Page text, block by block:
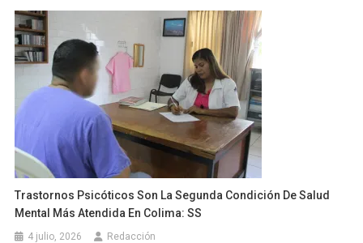
Trastornos Psicóticos Son La Segunda Condición De Salud
Mental Más Atendida En Colima: SS
4 julio, 2026 Redacción